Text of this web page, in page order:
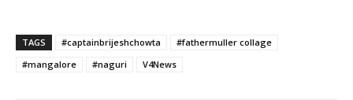
TAGS #captainbrijeshchowta
#fathermuller collage
#mangalore
#naguri V4News